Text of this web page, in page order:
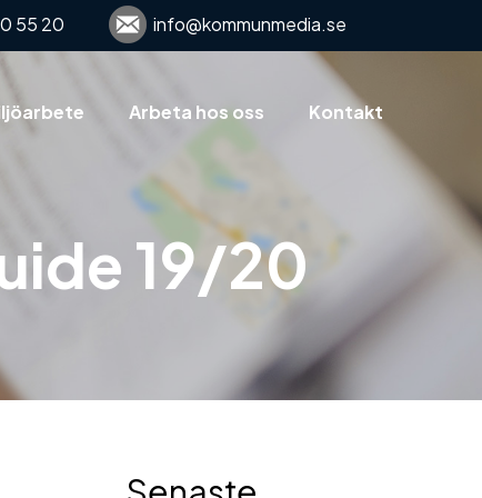
info@kommunmedia.se
55 20
Arbeta hos oss Kontakt
19/20